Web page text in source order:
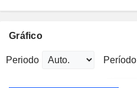
Gráfico
Periodo Período